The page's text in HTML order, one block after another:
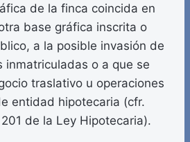
de la finca coincida en
base gráfica inscrita o
a la posible invasión de
inmatriculadas o a que se
traslativo u operaciones
entidad hipotecaria (cfr.
de la Ley Hipotecaria).